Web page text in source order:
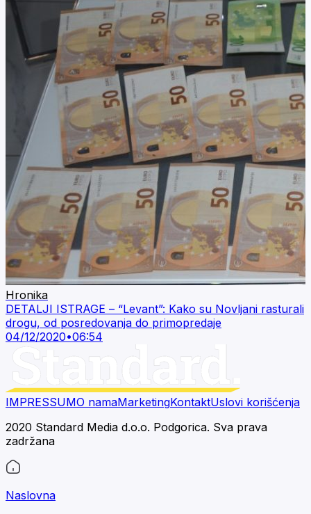
Hronika
DETALJI ISTRAGE – “Levant”: Kako su Novljani rasturali
drogu, od posredovanja do primopredaje
04/12/2020•06:54
IMPRESSUMO namaMarketingKontaktUslovi korišćenja
2020 Standard Media d.o.o. Podgorica. Sva prava
zadržana
Naslovna